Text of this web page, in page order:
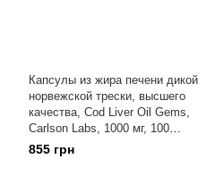
Капсулы из жира печени дикой
норвежской трески, высшего
качества, Cod Liver Oil Gems,
Carlson Labs, 1000 мг, 100
гелевых капсул
855 грн